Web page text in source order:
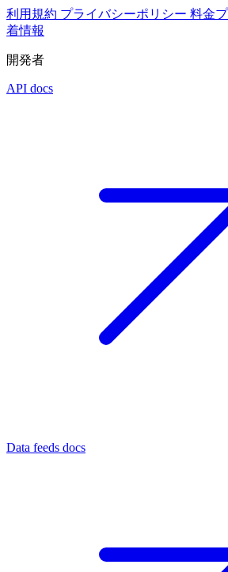
利用規約 プライバシーポリシー 料金
着情報
開発者
API docs
Data feeds docs